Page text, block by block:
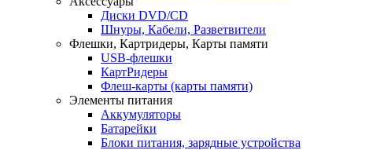
Диски DVD/CD
Шнуры, Кабели, Разветвители
Флешки, Картридеры, Карты памяти
USB-флешки
КартРидеры
Флеш-карты (карты памяти)
Элементы питания
Аккумуляторы
Батарейки
Блоки питания, зарядные устройства